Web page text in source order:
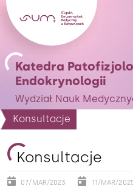
Katedra
Endokrynologii
Wydział Nauk
Konsultacje
Konsultacje
07/MAR/2023 11/MAR/